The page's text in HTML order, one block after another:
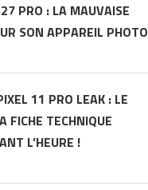
PRO : LA MAUVAISE
SON APPAREIL PHOTO
11 PRO LEAK : LE
FICHE TECHNIQUE
L’HEURE !